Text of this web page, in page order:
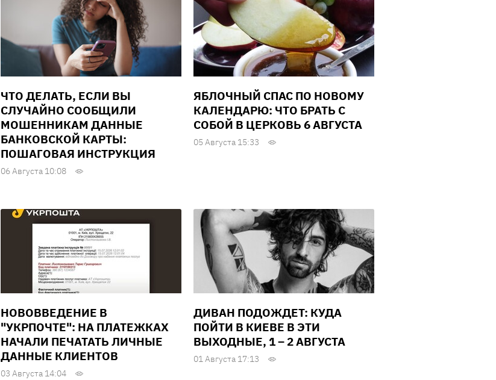
ЧТО ДЕЛАТЬ, ЕСЛИ ВЫ
СЛУЧАЙНО СООБЩИЛИ
МОШЕННИКАМ ДАННЫЕ
БАНКОВСКОЙ КАРТЫ:
ПОШАГОВАЯ ИНСТРУКЦИЯ
06 Августа 10:08
ЯБЛОЧНЫЙ СПАС ПО НОВОМУ
КАЛЕНДАРЮ: ЧТО БРАТЬ С
СОБОЙ В ЦЕРКОВЬ 6 АВГУСТА
05 Августа 15:33
НОВОВВЕДЕНИЕ В
"УКРПОЧТЕ": НА ПЛАТЕЖКАХ
НАЧАЛИ ПЕЧАТАТЬ ЛИЧНЫЕ
ДАННЫЕ КЛИЕНТОВ
03 Августа 14:04
ДИВАН ПОДОЖДЕТ: КУДА
ПОЙТИ В КИЕВЕ В ЭТИ
ВЫХОДНЫЕ, 1 – 2 АВГУСТА
01 Августа 17:13